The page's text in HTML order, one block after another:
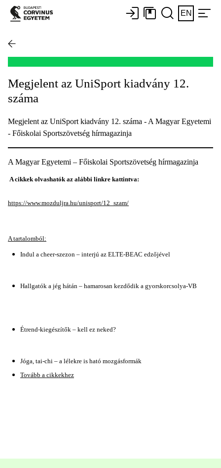
EN
Megjelent az UniSport kiadvány 12.
száma
Megjelent az UniSport kiadvány 12. száma - A Magyar Egyetemi
- Főiskolai Sportszövetség hírmagazinja
A Magyar Egyetemi – Főiskolai Sportszövetség hírmagazinja
A cikkek olvashatók az alábbi linkre kattintva:
https://www.mozduljra.hu/unisport/12_szam/
A tartalomból:
Indul a cheer-szezon – interjú az ELTE-BEAC edzőjével
Hallgatók a jég hátán – hamarosan kezdődik a gyorskorcsolya-VB
Étrend-kiegészítők – kell ez neked?
Jóga, tai-chi – a lélekre is ható mozgásformák
Tovább a cikkekhez